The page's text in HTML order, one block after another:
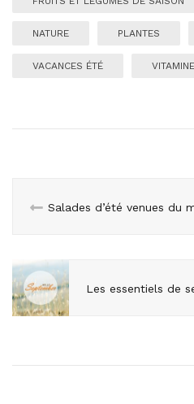
NATURE PLANTES
VACANCES ÉTÉ
Salades d’été venues du
Les essentiels de